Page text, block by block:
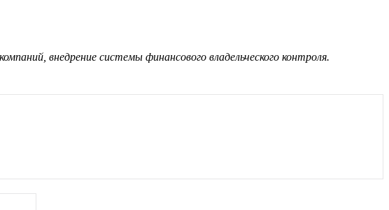
внедрение системы финансового владельческого контроля.